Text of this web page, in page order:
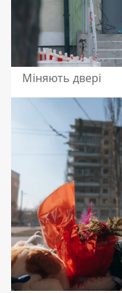
Міняють двері